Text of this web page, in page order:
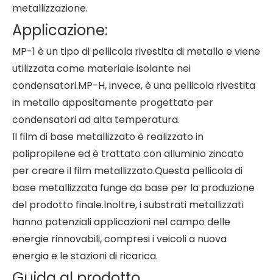
metallizzazione.
Applicazione:
MP-1 è un tipo di pellicola rivestita di metallo e viene
utilizzata come materiale isolante nei
condensatori.MP-H, invece, è una pellicola rivestita
in metallo appositamente progettata per
condensatori ad alta temperatura.
Il film di base metallizzato è realizzato in
polipropilene ed è trattato con alluminio zincato
per creare il film metallizzato.Questa pellicola di
base metallizzata funge da base per la produzione
del prodotto finale.Inoltre, i substrati metallizzati
hanno potenziali applicazioni nel campo delle
energie rinnovabili, compresi i veicoli a nuova
energia e le stazioni di ricarica.